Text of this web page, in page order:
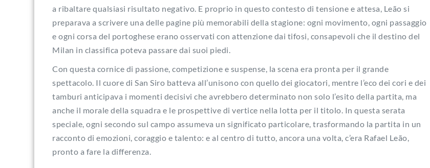
a ribaltare qualsiasi risultato negativo. E proprio in questo contesto di tensione e attesa, Leão si
preparava a scrivere una delle pagine più memorabili della stagione: ogni movimento, ogni passaggio
e ogni corsa del portoghese erano osservati con attenzione dai tifosi, consapevoli che il destino del
Milan in classifica poteva passare dai suoi piedi.
Con questa cornice di passione, competizione e suspense, la scena era pronta per il grande
spettacolo. Il cuore di San Siro batteva all’unisono con quello dei giocatori, mentre l’eco dei cori e dei
tamburi anticipava i momenti decisivi che avrebbero determinato non solo l’esito della partita, ma
anche il morale della squadra e le prospettive di vertice nella lotta per il titolo. In questa serata
speciale, ogni secondo sul campo assumeva un significato particolare, trasformando la partita in un
racconto di emozioni, coraggio e talento: e al centro di tutto, ancora una volta, c’era Rafael Leão,
pronto a fare la differenza.